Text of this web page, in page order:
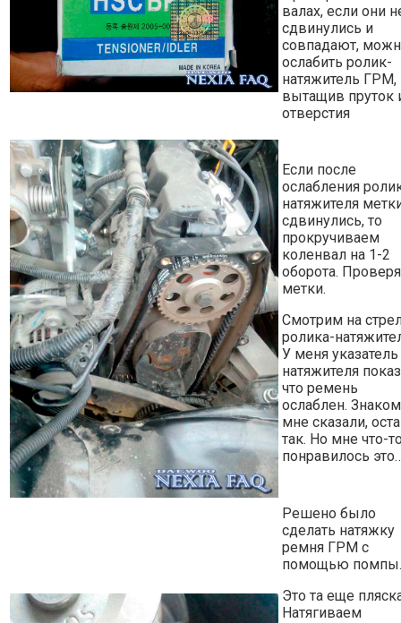
валах, если они
сдвинулись и
совпадают,
ослабить ролик-
натяжитель ГРМ,
вытащив пруток
отверстия
Если после
ослабления
натяжителя
сдвинулись, то
прокручиваем
коленвал на 1-2
оборота.
метки.
Смотрим на
ролика-
У меня указатель
натяжителя
что ремень
ослаблен.
мне сказали,
так. Но мне что-
понравилось
Решено было
сделать натяжку
ремня ГРМ с
помощью помпы.
Это та еще
Натягиваем